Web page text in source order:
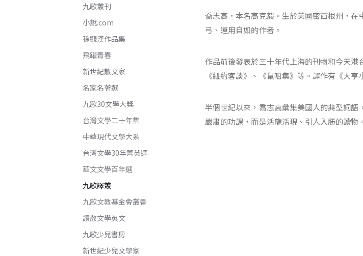
喬志高，本名高克毅。生於美國密西根州，
弓、運用自如的作者。
作品前後發表於三十年代上海的刊物和今天
《紐約客談》、《鼠咀集》等。譯作有《大
半個世紀以來，喬志高彙集美國人的典型詞
嚴肅的功課，而是活龍活現、引人入勝的讀物
九歌叢刊
小說.com
孫觀漢作品集
飛躍青春
新世紀散文家
名家名著選
九歌30文學大獎
台灣文學二十年集
中華現代文學大系
台灣文學30年菁英選
華文文學百年選
九歌譯叢
九歌文教基金會叢書
讀散文學英文
九歌少兒書房
新世紀少兒文學家